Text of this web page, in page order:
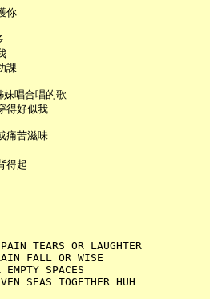
你
課
唱合唱的歌
得好似我
痛苦滋味
得起
TEARS OR LAUGHTER
FALL OR WISE
EMPTY SPACES
SEAS TOGETHER HUH